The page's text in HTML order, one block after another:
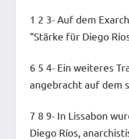
1 2 3- Auf dem
“Stärke für Diego
6 5 4- Ein weiteres
angebracht auf dem
7 8 9- In Lissabon
Diego Ríos,